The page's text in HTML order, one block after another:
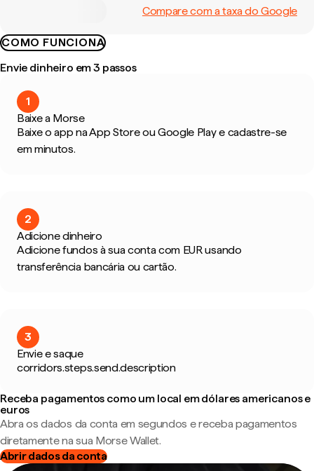
Compare com a taxa do Google
COMO FUNCIONA
Envie dinheiro em 3 passos
1
Baixe a Morse
Baixe o app na App Store ou Google Play e cadastre-se
em minutos.
2
Adicione dinheiro
Adicione fundos à sua conta com EUR usando
transferência bancária ou cartão.
3
Envie e saque
corridors.steps.send.description
Receba pagamentos como um local em dólares americanos e
euros
Abra os dados da conta em segundos e receba pagamentos
diretamente na sua Morse Wallet.
Abrir dados da conta